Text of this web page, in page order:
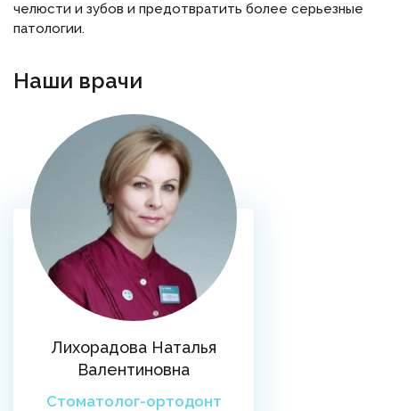
челюсти и зубов и предотвратить более серьезные
патологии.
Наши врачи
Лихорадова Наталья
Валентиновна
Стоматолог-ортодонт